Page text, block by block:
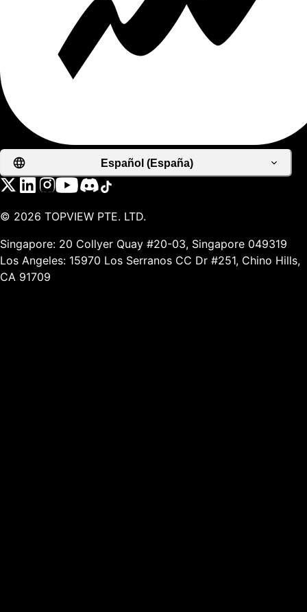
Español (España)
© 2026 TOPVIEW PTE. LTD.
Singapore: 20 Collyer Quay #20-03, Singapore 049319
Los Angeles: 15970 Los Serranos CC Dr #251, Chino Hills,
CA 91709